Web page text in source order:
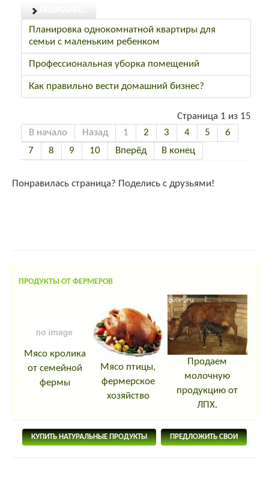
Планировка однокомнатной квартиры для
семьи с маленьким ребенком
Профессиональная уборка помещений
Как правильно вести домашний бизнес?
Страница 1 из 15
В начало
Назад 1 2 3 4 5
6
7
8 9 10 Вперёд В конец
Понравилась страница? Поделись с друзьями!
ПРОДУКТЫ ОТ ФЕРМЕРОВ
Мясо кролика
от семейной
фермы
Мясо птицы,
фермерское
хозяйство
Продаем
молочную
продукцию от
ЛПХ.
КУПИТЬ НАТУРАЛЬНЫЕ ПРОДУКТЫ ПРЕДЛОЖИТЬ СВОИ